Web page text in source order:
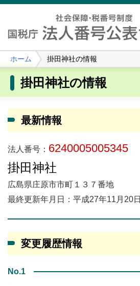
ホーム 掛田神社の情報
掛田神社の情報
最新情報
法人番号： 6240005005345
掛田神社
広島県庄原市市町１３７番地
最終更新年月日：平成27年11月20日
変更履歴情報
No.1